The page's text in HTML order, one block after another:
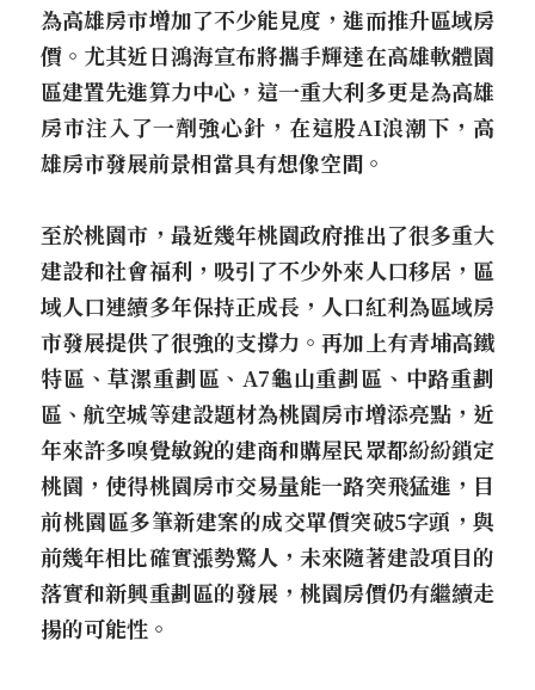
為高雄房市增加了不少能見度，進而推升區域房
價。尤其近日鴻海宣布將攜手輝達在高雄軟體園
區建置先進算力中心，這一重大利多更是為高雄
房市注入了一劑強心針，在這股AI浪潮下，高
雄房市發展前景相當具有想像空間。
至於桃園市，最近幾年桃園政府推出了很多重大
建設和社會福利，吸引了不少外來人口移居，區
域人口連續多年保持正成長，人口紅利為區域房
市發展提供了很強的支撐力。再加上有青埔高鐵
特區、草漯重劃區、A7龜山重劃區、中路重劃
區、航空城等建設題材為桃園房市增添亮點，近
年來許多嗅覺敏銳的建商和購屋民眾都紛紛鎖定
桃園，使得桃園房市交易量能一路突飛猛進，目
前桃園區多筆新建案的成交單價突破5字頭，與
前幾年相比確實漲勢驚人，未來隨著建設項目的
落實和新興重劃區的發展，桃園房價仍有繼續走
揚的可能性。